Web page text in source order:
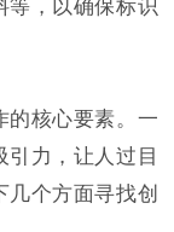
等，以确保标识
的核心要素。一
力，让人过目
个方面寻找创